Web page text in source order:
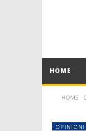
HOME
HOME
OPINIONI